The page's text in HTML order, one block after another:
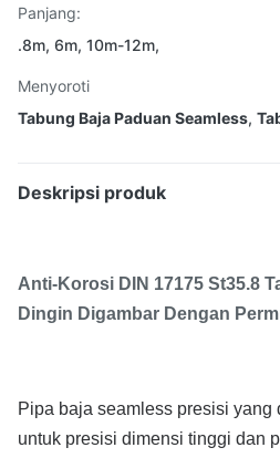
Panjang:
.8m, 6m, 10m-12m,
Menyoroti
Tabung Baja Paduan Seamless,
Deskripsi produk
Anti-Korosi DIN 17175 St35.8
Dingin Digambar Dengan
Pipa baja seamless presisi
untuk presisi dimensi tinggi dan